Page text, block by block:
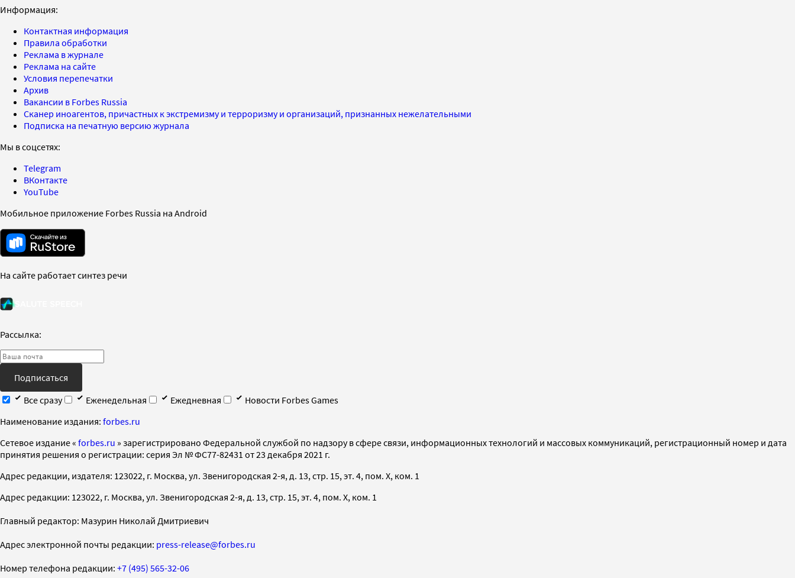
Информация:
Контактная информация
Правила обработки
Реклама в журнале
Реклама на сайте
Условия перепечатки
Архив
Вакансии в Forbes Russia
Сканер иноагентов, причастных к экстремизму и терроризму и организаций, признанных нежелательными
Подписка на печатную версию журнала
Мы в соцсетях:
Telegram
ВКонтакте
YouTube
Мобильное приложение Forbes Russia на Android
На сайте работает синтез речи
Рассылка:
Подписаться
Все сразу
Еженедельная Ежедневная
Новости Forbes Games
Наименование издания: forbes.ru
Cетевое издание « forbes.ru » зарегистрировано Федеральной службой по надзору в сфере связи, информационных технологий и массовых коммуникаций, регистрационный номер и дата
принятия решения о регистрации: серия Эл № ФС77-82431 от 23 декабря 2021 г.
Адрес редакции, издателя: 123022, г. Москва, ул. Звенигородская 2-я, д. 13, стр. 15, эт. 4, пом. X, ком. 1
Адрес редакции: 123022, г. Москва, ул. Звенигородская 2-я, д. 13, стр. 15, эт. 4, пом. X, ком. 1
Главный редактор: Мазурин Николай Дмитриевич
Адрес электронной почты редакции: press-release@forbes.ru
Номер телефона редакции: +7 (495) 565-32-06